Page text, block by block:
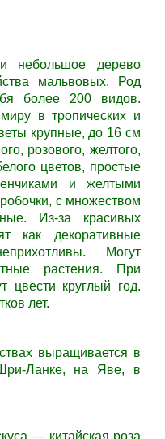
небольшое дерево
мальвовых. Род
более 200 видов.
в тропических и
крупные, до 16 см
розового, желтого,
цветов, простые
и желтыми
с множеством
Из-за красивых
как декоративные
Могут
растения. При
цвести круглый год.
лет.
выращивается в
Ланке, на Яве, в
— китайская роза